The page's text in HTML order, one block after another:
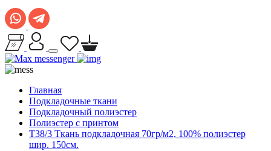
Главная
Подкладочные ткани
Подкладочный полиэстер
Полиэстер с принтом
T38/3 Ткань подкладочная 70гр/м2, 100% полиэстер
шир. 150см.